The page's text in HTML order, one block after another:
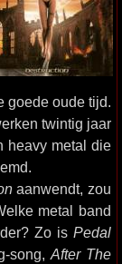
goede oude tijd.
twintig jaar
heavy metal die
aanwendt, zou
metal band
Zo is Pedal
song,After The